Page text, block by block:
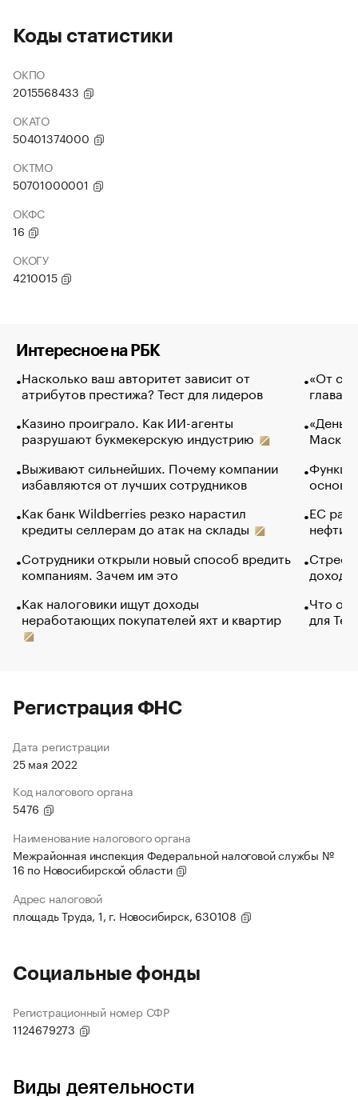
Коды статистики
ОКПО
2015568433
ОКАТО
50401374000
ОКТМО
50701000001
ОКФС
16
ОКОГУ
4210015
Интересное на РБК
Насколько ваш авторитет зависит от
атрибутов престижа? Тест для лидеров
Казино проиграло. Как ИИ-агенты
разрушают букмекерскую индустрию
Выживают сильнейших. Почему компании
избавляются от лучших сотрудников
Как банк Wildberries резко нарастил
кредиты селлерам до атак на склады
Сотрудники открыли новый способ вредить
компаниям. Зачем им это
Как налоговики ищут доходы
неработающих покупателей яхт и квартир
«От
глава
Маск в
основ
ЕС
нефти
Что
для
Регистрация ФНС
Дата регистрации
25 мая 2022
Код налогового органа
5476
Наименование налогового органа
Межрайонная инспекция Федеральной налоговой службы №
16 по Новосибирской области
Адрес налоговой
площадь Труда, 1, г. Новосибирск, 630108
Социальные фонды
Регистрационный номер СФР
1124679273
Виды деятельности